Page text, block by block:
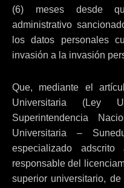
(6) meses desde
administrativo
los datos personales
invasión a la invasión
Que, mediante el
Universitaria (Ley
Superintendencia
Universitaria –
especializado
responsable del
superior universitario,